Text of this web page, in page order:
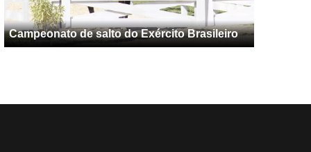
Campeonato de salto do Exército Brasileiro